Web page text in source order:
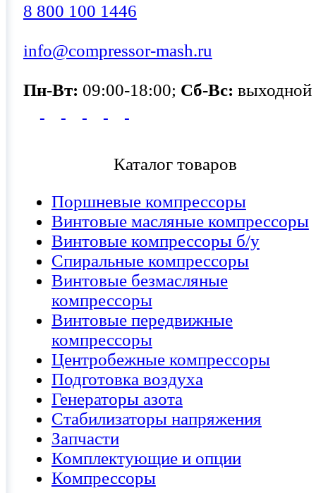
8 800 100 1446
info@compressor-mash.ru
Пн-Вт: 09:00-18:00; Сб-Вс: выходной
Каталог товаров
Поршневые компрессоры
Винтовые масляные компрессоры
Винтовые компрессоры б/у
Спиральные компрессоры
Винтовые безмасляные
компрессоры
Винтовые передвижные
компрессоры
Центробежные компрессоры
Подготовка воздуха
Генераторы азота
Стабилизаторы напряжения
Запчасти
Комплектующие и опции
Компрессоры